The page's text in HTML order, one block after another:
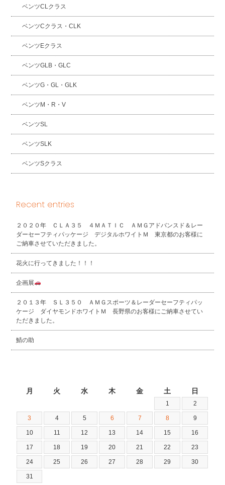
ベンツCLクラス
ベンツCクラス・CLK
ベンツEクラス
ベンツGLB・GLC
ベンツG・GL・GLK
ベンツM・R・V
ベンツSL
ベンツSLK
ベンツSクラス
Recent entries
２０２０年 ＣＬＡ３５ ４ＭＡＴＩＣ ＡＭＧアドバンスド＆レー
ダーセーフティパッケージ デジタルホワイトＭ 東京都のお客様に
ご納車させていただきました。
花火に行ってきました！！！
企画展
２０１３年 ＳＬ３５０ ＡＭＧスポーツ＆レーダーセーフティパッ
ケージ ダイヤモンドホワイトＭ 長野県のお客様にご納車させてい
ただきました。
鯖の助
月 火 水 木 金 土 日
1 2
3 4 5 6 7 8 9
10 11 12 13 14 15 16
17 18 19 20 21 22 23
24 25 26 27 28 29 30
31